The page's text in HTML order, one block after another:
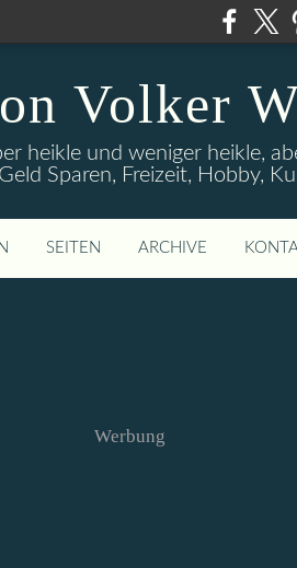
Volker
heikle und weniger heikle,
Sparen, Freizeit, Hobby,
SEITEN ARCHIVE
Werbung